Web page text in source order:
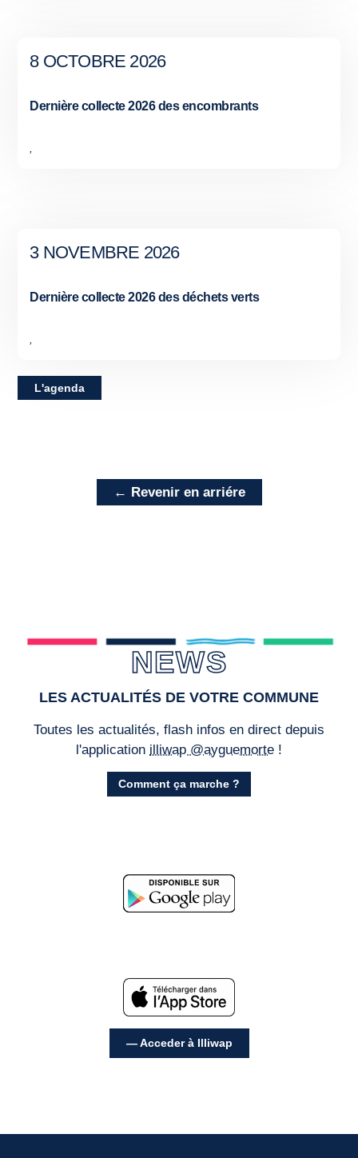
8 OCTOBRE 2026
Dernière collecte 2026 des encombrants
3 NOVEMBRE 2026
Dernière collecte 2026 des déchets verts
L'agenda
← Revenir en arriére
NEWS
LES ACTUALITÉS DE VOTRE COMMUNE
Toutes les actualités, flash infos en direct depuis
l'application illiwap @ayguemorte !
Comment ça marche ?
— Acceder à Illiwap